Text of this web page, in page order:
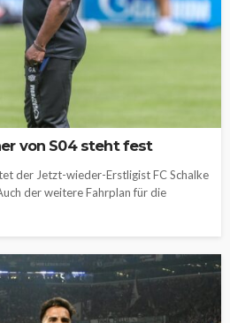
von S04 steht fest
der Jetzt-wieder-Erstligist FC Schalke
der weitere Fahrplan für die